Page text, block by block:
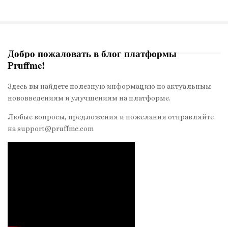
ц
и
я
п
о
з
S
t
e
S
i
d
Добро пожаловать в блог платформы
Pruffme!
Здесь вы найдете полезную информацию по актуальным
нововведениям и улучшениям на платформе.
Любые вопросы, предложения и пожелания отправляйте
на support@pruffme.com